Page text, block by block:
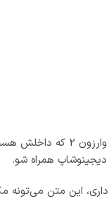
دیجینوشاپ همراه شو.